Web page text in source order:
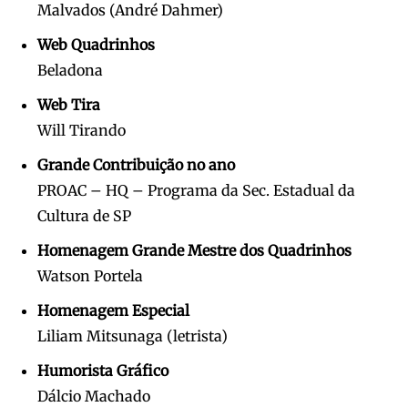
Malvados (André Dahmer)
Web Quadrinhos
Beladona
Web Tira
Will Tirando
Grande Contribuição no ano
PROAC – HQ – Programa da Sec. Estadual da
Cultura de SP
Homenagem Grande Mestre dos Quadrinhos
Watson Portela
Homenagem Especial
Liliam Mitsunaga (letrista)
Humorista Gráfico
Dálcio Machado